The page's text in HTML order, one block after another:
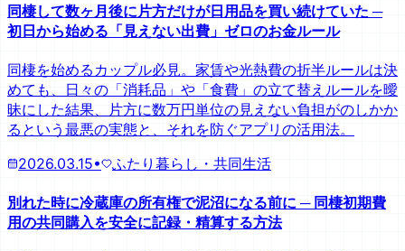
同棲して数ヶ月後に片方だけが日用品を買い続けていた ─
初日から始める「見えない出費」ゼロのお金ルール
同棲を始めるカップル必見。家賃や光熱費の折半ルールは決
めても、日々の「消耗品」や「食費」の立て替えルールを曖
昧にした結果、片方に数万円単位の見えない負担がのしかか
るという最悪の実態と、それを防ぐアプリの活用法。
2026.03.15• ふたり暮らし・共同生活
別れた時に冷蔵庫の所有権で泥沼になる前に ─ 同棲初期費
用の共同購入を安全に記録・精算する方法